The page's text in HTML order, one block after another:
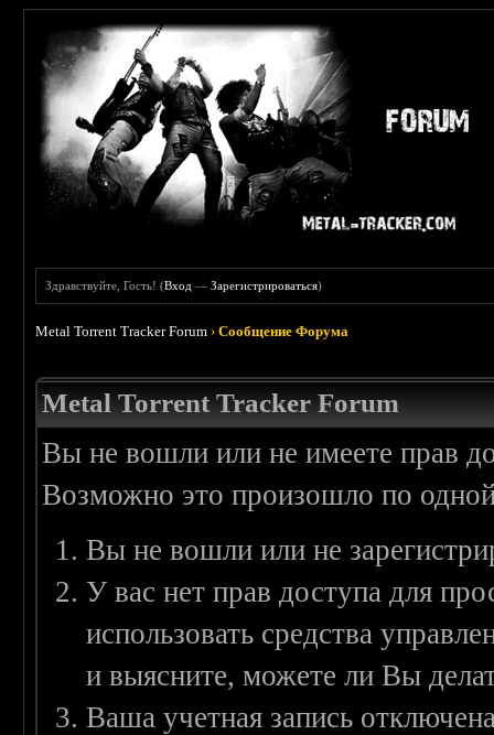
Здравствуйте, Гость! (Вход —Зарегистрироваться)
Metal Torrent Tracker Forum ›Сообщение Форума
Metal Torrent Tracker Forum
Вы не вошли или не имеете прав
Возможно это произошло по
Вы не вошли или не
У вас нет прав доступа для
использовать средства
и выясните, можете ли Вы
Ваша учетная запись